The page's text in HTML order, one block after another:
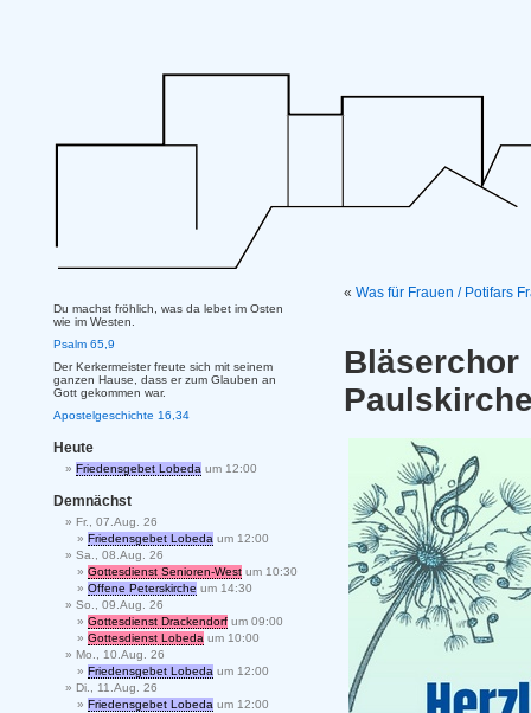
« Was für Frauen / Potifars
Du machst fröhlich, was da lebet im Osten
wie im Westen.
Psalm 65,9
Der Kerkermeister freute sich mit seinem
ganzen Hause, dass er zum Glauben an
Gott gekommen war.
Apostelgeschichte 16,34
Heute
Friedensgebet Lobeda um 12:00
Demnächst
Fr., 07.Aug. 26
Friedensgebet Lobeda um 12:00
Sa., 08.Aug. 26
Gottesdienst Senioren-West um 10:30
Offene Peterskirche um 14:30
So., 09.Aug. 26
Gottesdienst Drackendorf um 09:00
Gottesdienst Lobeda um 10:00
Mo., 10.Aug. 26
Friedensgebet Lobeda um 12:00
Di., 11.Aug. 26
Friedensgebet Lobeda um 12:00